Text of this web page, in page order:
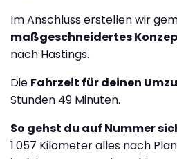
Im Anschluss erstellen wir
maßgeschneidertes
nach Hastings.
Die Fahrzeit für deinen
Stunden 49 Minuten.
So gehst du auf Nummer
1.057 Kilometer alles nach